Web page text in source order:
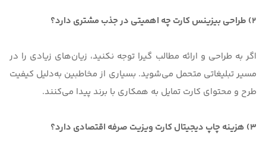
2) طراحی بیزینس کارت چه اهمیتی در جذب مشتری دارد؟
اگر به طراحی و ارائه مطالب گیرا توجه نکنید، زیان‌های زیادی را در
مسیر تبلیغاتی متحمل می‌شوید. بسیاری از مخاطبین به‌دلیل کیفیت
طرح و محتوای کارت تمایل به همکاری با برند پیدا می‌کنند.
3) هزینه چاپ دیجیتال کارت ویزیت صرفه اقتصادی دارد؟